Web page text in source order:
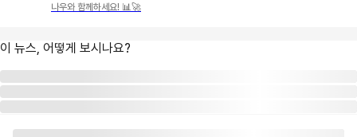
나우와 함께하세요! 📊🚀
이 뉴스, 어떻게 보시나요?